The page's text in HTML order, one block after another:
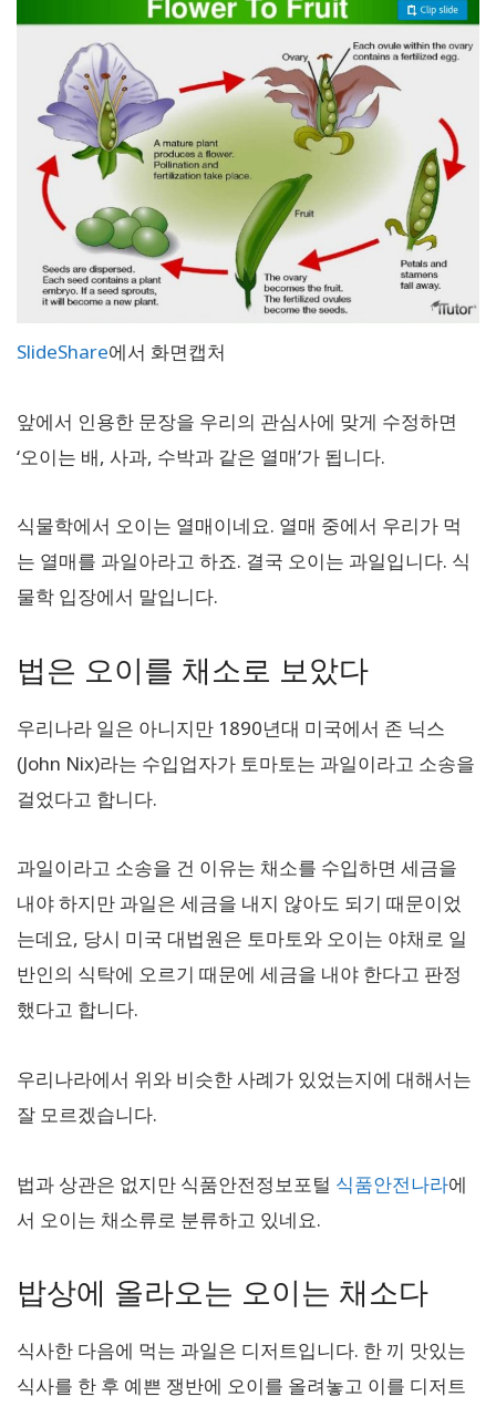
SlideShare에서 화면캡처
앞에서 인용한 문장을 우리의 관심사에 맞게 수정하면
‘오이는 배, 사과, 수박과 같은 열매’가 됩니다.
식물학에서 오이는 열매이네요. 열매 중에서 우리가 먹
는 열매를 과일아라고 하죠. 결국 오이는 과일입니다. 식
물학 입장에서 말입니다.
법은 오이를 채소로 보았다
우리나라 일은 아니지만 1890년대 미국에서 존 닉스
(John Nix)라는 수입업자가 토마토는 과일이라고 소송을
걸었다고 합니다.
과일이라고 소송을 건 이유는 채소를 수입하면 세금을
내야 하지만 과일은 세금을 내지 않아도 되기 때문이었
는데요, 당시 미국 대법원은 토마토와 오이는 야채로 일
반인의 식탁에 오르기 때문에 세금을 내야 한다고 판정
했다고 합니다.
우리나라에서 위와 비슷한 사례가 있었는지에 대해서는
잘 모르겠습니다.
법과 상관은 없지만 식품안전정보포털 식품안전나라에
서 오이는 채소류로 분류하고 있네요.
밥상에 올라오는 오이는 채소다
식사한 다음에 먹는 과일은 디저트입니다. 한 끼 맛있는
식사를 한 후 예쁜 쟁반에 오이를 올려놓고 이를 디저트